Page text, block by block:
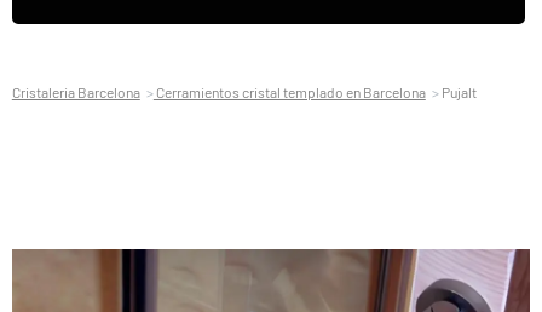
Cristaleria Barcelona Cerramientos cristal templado en Barcelona Pujalt